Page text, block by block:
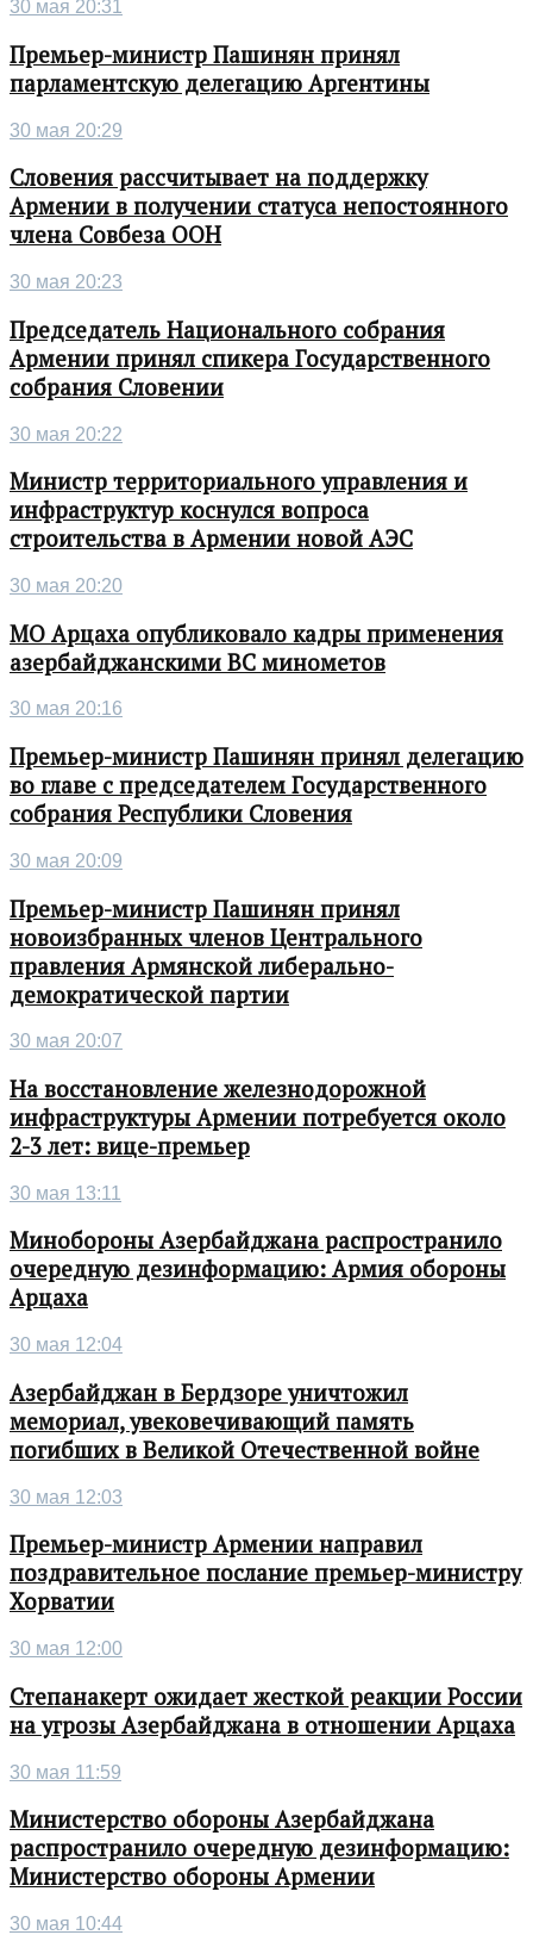
30 мая 20:31
Премьер-министр Пашинян принял
парламентскую делегацию Аргентины
30 мая 20:29
Словения рассчитывает на поддержку
Армении в получении статуса непостоянного
члена Совбеза ООН
30 мая 20:23
Председатель Национального собрания
Армении принял спикера Государственного
собрания Словении
30 мая 20:22
Министр территориального управления и
инфраструктур коснулся вопроса
строительства в Армении новой АЭС
30 мая 20:20
МО Арцаха опубликовало кадры применения
азербайджанскими ВС минометов
30 мая 20:16
Премьер-министр Пашинян принял делегацию
во главе с председателем Государственного
собрания Республики Словения
30 мая 20:09
Премьер-министр Пашинян принял
новоизбранных членов Центрального
правления Армянской либерально-
демократической партии
30 мая 20:07
На восстановление железнодорожной
инфраструктуры Армении потребуется около
2-3 лет: вице-премьер
30 мая 13:11
Минобороны Азербайджана распространило
очередную дезинформацию: Армия обороны
Арцаха
30 мая 12:04
Азербайджан в Бердзоре уничтожил
мемориал, увековечивающий память
погибших в Великой Отечественной войне
30 мая 12:03
Премьер-министр Армении направил
поздравительное послание премьер-министру
Хорватии
30 мая 12:00
Степанакерт ожидает жесткой реакции России
на угрозы Азербайджана в отношении Арцаха
30 мая 11:59
Министерство обороны Азербайджана
распространило очередную дезинформацию:
Министерство обороны Армении
30 мая 10:44